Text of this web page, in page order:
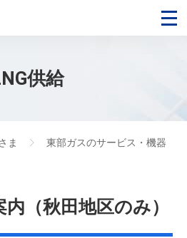
供給
ま
東部ガスのサービス・機器
（秋田地区のみ）